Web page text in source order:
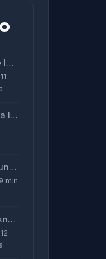
El peligro de las «alucinaciones» y el CV prefabricado
El salto del almacén a la terminal: La realidad de reinventarse en tecnología
El ojo que nunca parpadea: lo que nos cuentan las cámaras de Lizeth Marzano
min
El caos del «no funciona nada» y la realidad tras la pantalla